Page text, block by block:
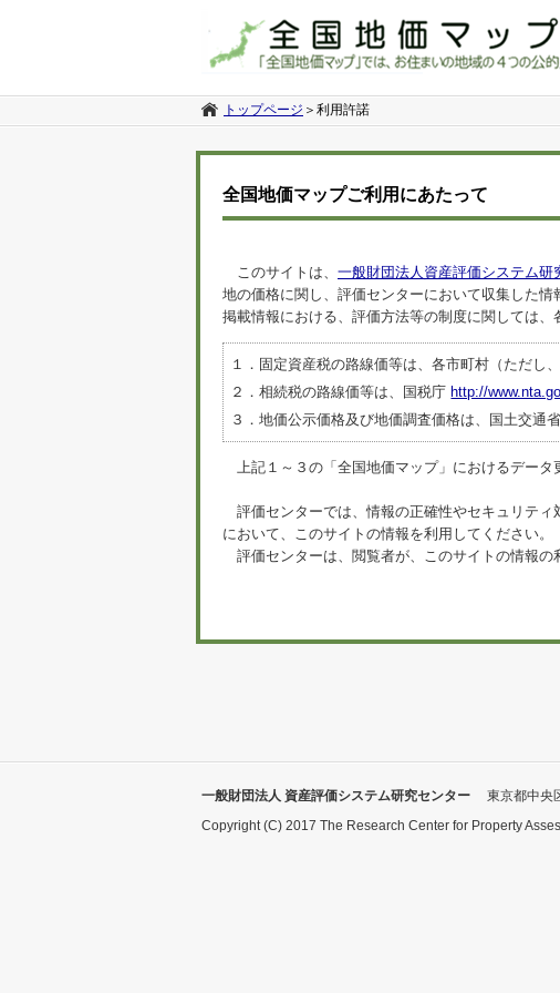
トップページ ＞ 利用許諾
全国地価マップご利用にあたって
このサイトは、 一般財団法人資産評価システム研
地の価格に関し、評価センターにおいて収集した情
掲載情報における、評価方法等の制度に関しては
１．固定資産税の路線価等は、各市町村（ただし
２．相続税の路線価等は、国税庁 http://
３．地価公示価格及び地価調査価格は、国土交通省
上記１～３の「全国地価マップ」におけるデータ
評価センターでは、情報の正確性やセキュリティ
において、このサイトの情報を利用してください。
評価センターは、閲覧者が、このサイトの情報の
一般財団法人 資産評価システム研究センター
東京都中央
Copyright (C) 2017 The Research Center for Property